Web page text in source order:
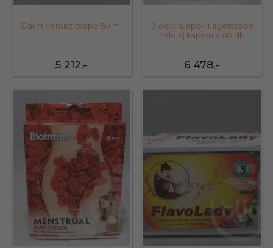
5 212,-
Bálint vénusz csepp 50 ml
6 478,-
Bioextra epovit ligetszépe
halolaj kapszula 60 db
36383